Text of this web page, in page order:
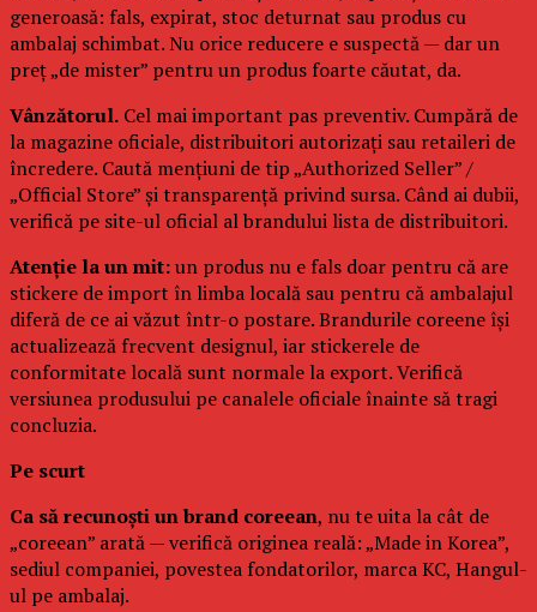
generoasă: fals, expirat, stoc deturnat sau produs cu
ambalaj schimbat. Nu orice reducere e suspectă — dar un
preț „de mister” pentru un produs foarte căutat, da.
Vânzătorul. Cel mai important pas preventiv. Cumpără de
la magazine oficiale, distribuitori autorizați sau retaileri de
încredere. Caută mențiuni de tip „Authorized Seller” /
„Official Store” și transparență privind sursa. Când ai dubii,
verifică pe site-ul oficial al brandului lista de distribuitori.
Atenție la un mit:un produs nu e fals doar pentru că are
stickere de import în limba locală sau pentru că ambalajul
diferă de ce ai văzut într-o postare. Brandurile coreene își
actualizează frecvent designul, iar stickerele de
conformitate locală sunt normale la export. Verifică
versiunea produsului pe canalele oficiale înainte să tragi
concluzia.
Pe scurt
Ca să recunoști un brand coreean, nu te uita la cât de
„coreean” arată — verifică originea reală: „Made in Korea”,
sediul companiei, povestea fondatorilor, marca KC, Hangul-
ul pe ambalaj.